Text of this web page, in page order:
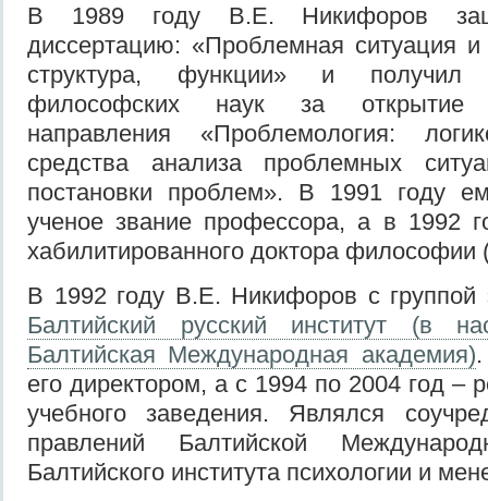
В 1989 году В.Е. Никифоров
диссертацию: «Проблемная ситуация и
структура, функции» и получил
философских наук за открытие
направления «Проблемология:
средства анализа проблемных
постановки проблем». В 1991 году
ученое звание профессора, а в 1992
хабилитированного доктора
В 1992 году В.Е. Никифоров с группой
Балтийский русский институт (в
Балтийская Международная академия)
его директором, а с 1994 по 2004 год –
учебного заведения. Являлся
правлений Балтийской
Балтийского института психологии и